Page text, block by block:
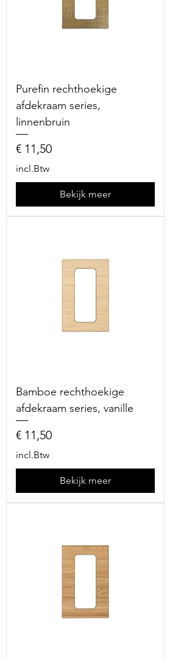
Purefin rechthoekige
afdekraam series,
linnenbruin
Prijs
€ 11,50
incl.Btw
Bekijk meer
Bamboe rechthoekige
afdekraam series, vanille
Prijs
€ 11,50
incl.Btw
Bekijk meer